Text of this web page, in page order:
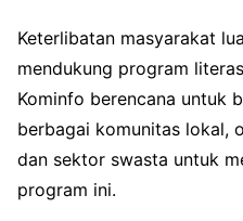
Keterlibatan masyarakat
mendukung program
Kominfo berencana untuk
berbagai komunitas lokal,
dan sektor swasta untuk
program ini.